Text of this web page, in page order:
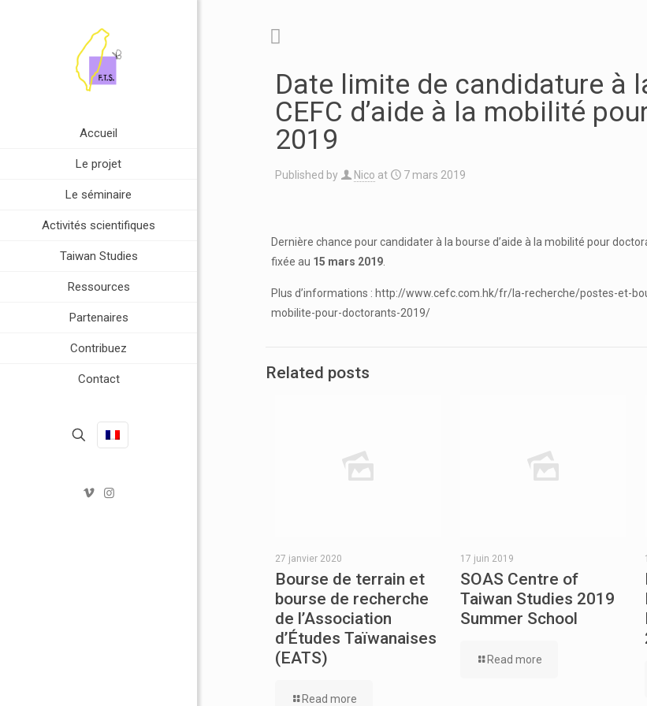
Accueil
Le projet
Le séminaire
Activités scientifiques
Taiwan Studies
Ressources
Partenaires
Contribuez
Contact
Date limite de candidature à
CEFC d’aide à la mobilité
2019
Published by Nico at 7 mars 2019
Dernière chance pour candidater à la bourse d’aide à la mobilité pour
fixée au 15 mars 2019
Plus d’informations : http://www.cefc.com.hk/fr/la-recherche/postes-et-
mobilite-pour-doctorants-2019/
Related posts
27 janvier 2020
Bourse de terrain et
bourse de recherche
de l’Association
d’Études Taïwanaises
(EATS)
Read more
17 juin 2019
SOAS Centre of
Taiwan Studies 2019
Summer School
Read more